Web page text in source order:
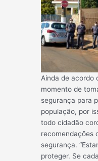
Ainda de acordo
momento de
segurança para
população, por
todo cidadão
recomendações
segurança.
proteger. Se